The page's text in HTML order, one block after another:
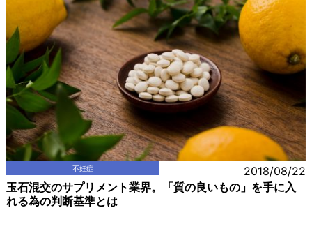
不妊症 2018/08/22
玉石混交のサプリメント業界。「質の良いもの」を手に入
れる為の判断基準とは